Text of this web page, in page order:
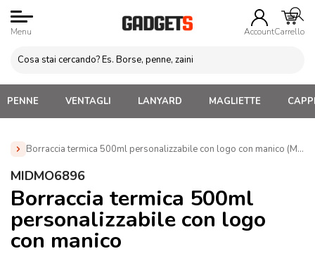
Menu AccountCarrello
PENNE VENTAGLI LANYARD MAGLIETTE
Borraccia termica 500ml personalizzabile con logo con manico
Home » Borracce personalizzate con logo. Economiche,
Personalizzate »
Borraccia termica 500ml personalizzabile con
logo con manico (MIDMO6896)
MIDMO6896
Borraccia termica 500ml
personalizzabile con logo
con manico